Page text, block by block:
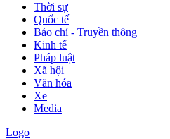
Thời sự
Quốc tế
Báo chí - Truyền thông
Kinh tế
Pháp luật
Xã hội
Văn hóa
Xe
Media
Logo